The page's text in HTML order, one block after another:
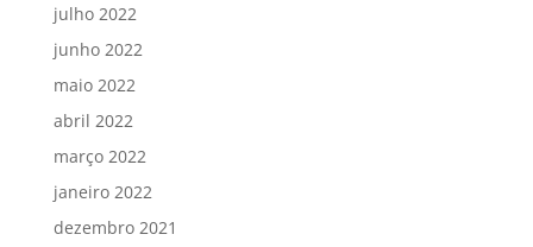
julho 2022
junho 2022
maio 2022
abril 2022
março 2022
janeiro 2022
dezembro 2021